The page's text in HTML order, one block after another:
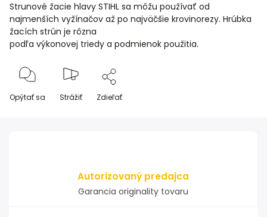
Strunové žacie hlavy STIHL sa môžu používať od
najmenších vyžínačov až po najväčšie krovinorezy. Hrúbka
žacích strún je rôzna
podľa výkonovej triedy a podmienok použitia.
Opýtať sa Strážiť Zdieľať
Autorizovaný predajca
Garancia originality tovaru